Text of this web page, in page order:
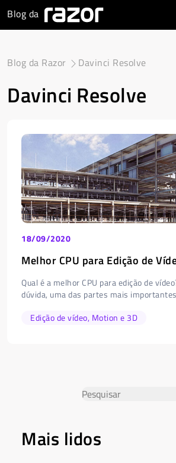
Blog da
Blog da Razor Davinci Resolve
Davinci Resolve
18/09/2020
Melhor CPU para Edição de
Qual é a melhor CPU para edição de
dúvida, uma das partes mais
Edição de vídeo, Motion e 3D
Mais lidos